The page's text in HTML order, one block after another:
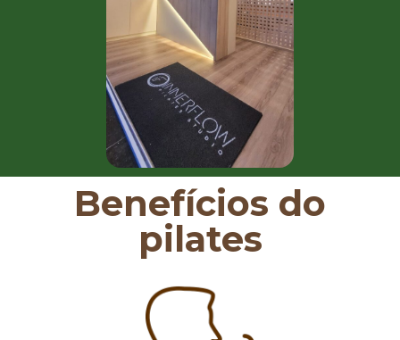
Benefícios do
pilates